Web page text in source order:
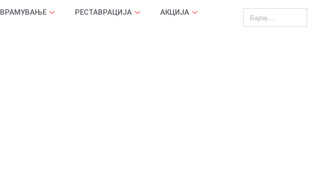
ВРАМУВАЊЕ РЕСТАВРАЦИЈА
АКЦИЈА